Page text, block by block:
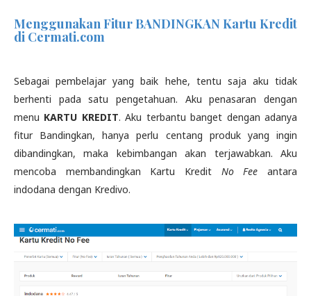
Menggunakan Fitur BANDINGKAN Kartu Kredit
di Cermati.com
Sebagai pembelajar yang baik hehe, tentu saja aku tidak
berhenti pada satu pengetahuan. Aku penasaran dengan
menu KARTU KREDIT. Aku terbantu banget dengan adanya
fitur Bandingkan, hanya perlu centang produk yang ingin
dibandingkan, maka kebimbangan akan terjawabkan. Aku
mencoba membandingkan Kartu Kredit No Fee antara
indodana dengan Kredivo.